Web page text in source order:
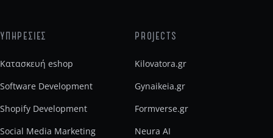
ΥΠΗΡΕΣΙΕΣ
Κατασκευή eshop
Software Development
Shopify Development
Social Media Marketing
PROJECTS
Kilovatora.gr
Gynaikeia.gr
Formverse.gr
Neura AI